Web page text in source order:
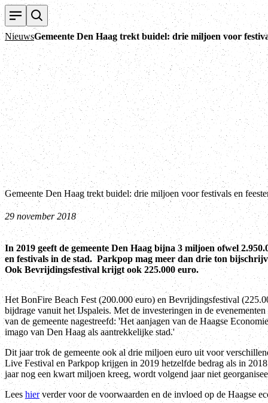
NieuwsGemeente Den Haag trekt buidel: drie miljoen voor
Gemeente Den Haag trekt buidel: drie miljoen voor festivals en
29 november 2018
In 2019 geeft de gemeente Den Haag bijna 3 miljoen ofwel
en festivals in de stad. Parkpop mag meer dan drie ton
Ook Bevrijdingsfestival krijgt ook 225.000 euro.
Het BonFire Beach Fest (200.000 euro) en Bevrijdingsfestival
bijdrage vanuit het IJspaleis. Met de investeringen in de
van de gemeente nagestreefd: 'Het aanjagen van de Haagse
imago van Den Haag als aantrekkelijke stad.'
Dit jaar trok de gemeente ook al drie miljoen euro uit voor
Live Festival en Parkpop krijgen in 2019 hetzelfde bedrag als in
jaar nog een kwart miljoen kreeg, wordt volgend jaar niet
Leeshierverder voor de voorwaarden en de invloed op de Haagse